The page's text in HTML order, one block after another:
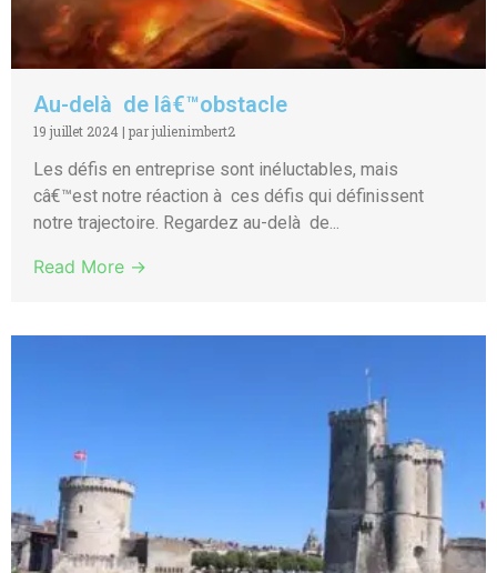
Au-delà de lâ€™obstacle
19 juillet 2024 | par julienimbert2
Les défis en entreprise sont inéluctables, mais
câ€™est notre réaction à ces défis qui définissent
notre trajectoire. Regardez au-delà de...
Read More →